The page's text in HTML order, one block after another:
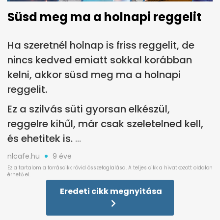
Süsd meg ma a holnapi reggelit
Ha szeretnél holnap is friss reggelit, de
nincs kedved emiatt sokkal korábban
kelni, akkor süsd meg ma a holnapi
reggelit.
Ez a szilvás süti gyorsan elkészül,
reggelre kihűl, már csak szeletelned kell,
és ehetitek is.
nlcafe.hu 9 éve
Eredeti cikk megnyitása